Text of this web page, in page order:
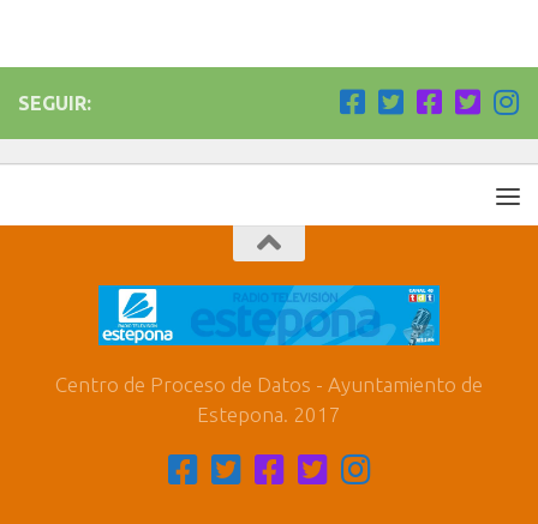
SEGUIR:
Centro de Proceso de Datos - Ayuntamiento de
Estepona. 2017